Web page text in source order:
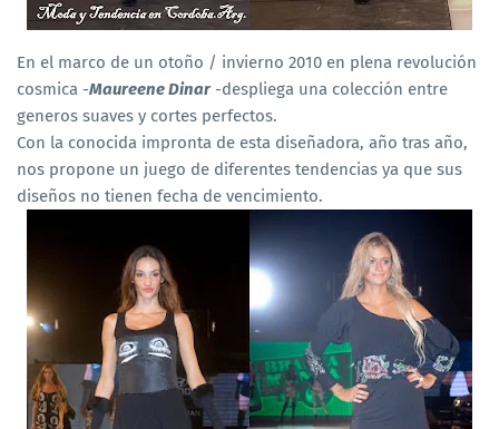
En el marco de un otoño / invierno 2010 en plena revolución
cosmica -Maureene Dinar-despliega una colección entre
generos suaves y cortes perfectos.
Con la conocida impronta de esta diseñadora, año tras año,
nos propone un juego de diferentes tendencias ya que sus
diseños no tienen fecha de vencimiento.